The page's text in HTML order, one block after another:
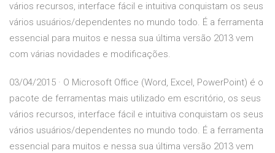
vários recursos, interface fácil e intuitiva conquistam os seus
vários usuários/dependentes no mundo todo. É a ferramenta
essencial para muitos e nessa sua última versão 2013 vem
com várias novidades e modificações.
03/04/2015 · O Microsoft Office (Word, Excel, PowerPoint) é o
pacote de ferramentas mais utilizado em escritório, os seus
vários recursos, interface fácil e intuitiva conquistam os seus
vários usuários/dependentes no mundo todo. É a ferramenta
essencial para muitos e nessa sua última versão 2013 vem